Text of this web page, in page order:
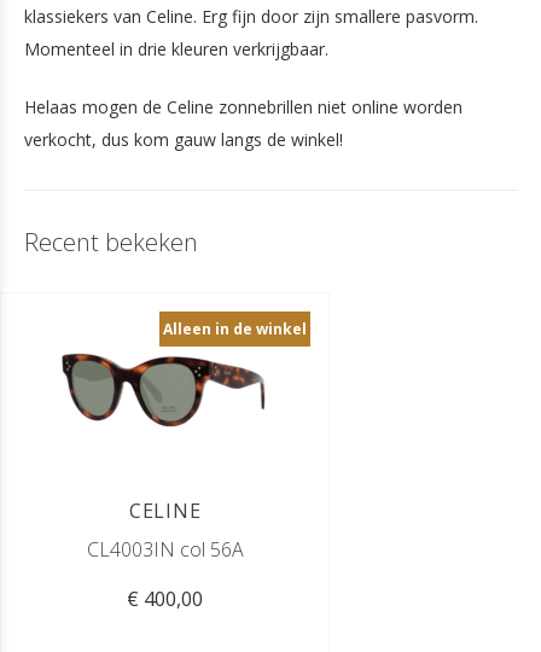
klassiekers van Celine. Erg fijn door zijn smallere pasvorm.
Momenteel in drie kleuren verkrijgbaar.
Helaas mogen de Celine zonnebrillen niet online worden
verkocht, dus kom gauw langs de winkel!
Recent bekeken
ㅤAlleen in de winkelㅤ
CELINE
CL4003IN col 56A
€ 400,00